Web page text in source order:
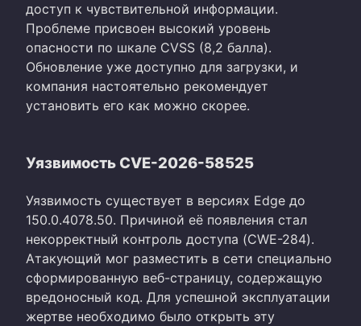
доступ к чувствительной информации.
Проблеме присвоен высокий уровень
опасности по шкале CVSS (8,2 балла).
Обновление уже доступно для загрузки, и
компания настоятельно рекомендует
установить его как можно скорее.
Уязвимость CVE-2026-58525
Уязвимость существует в версиях Edge до
150.0.4078.50. Причиной её появления стал
некорректный контроль доступа (CWE-284).
Атакующий мог разместить в сети специально
сформированную веб-страницу, содержащую
вредоносный код. Для успешной эксплуатации
жертве необходимо было открыть эту